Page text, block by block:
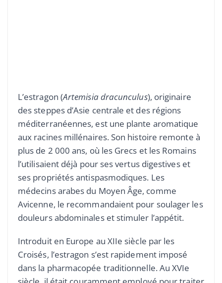
L’estragon (Artemisia dracunculus), originaire
des steppes d’Asie centrale et des régions
méditerranéennes, est une plante aromatique
aux racines millénaires. Son histoire remonte à
plus de 2 000 ans, où les Grecs et les Romains
l’utilisaient déjà pour ses vertus digestives et
ses propriétés antispasmodiques. Les
médecins arabes du Moyen Âge, comme
Avicenne, le recommandaient pour soulager les
douleurs abdominales et stimuler l’appétit.
Introduit en Europe au XIIe siècle par les
Croisés, l’estragon s’est rapidement imposé
dans la pharmacopée traditionnelle. Au XVIe